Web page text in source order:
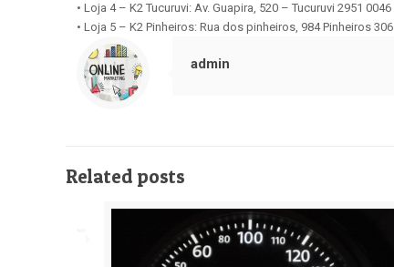
• Loja 4 – K2 Tucuruvi: Av. Guapira, 520 – Tucuruvi 2951
• Loja 5 – K2 Pinheiros: Rua dos pinheiros, 984 Pinheiros
admin
Related posts